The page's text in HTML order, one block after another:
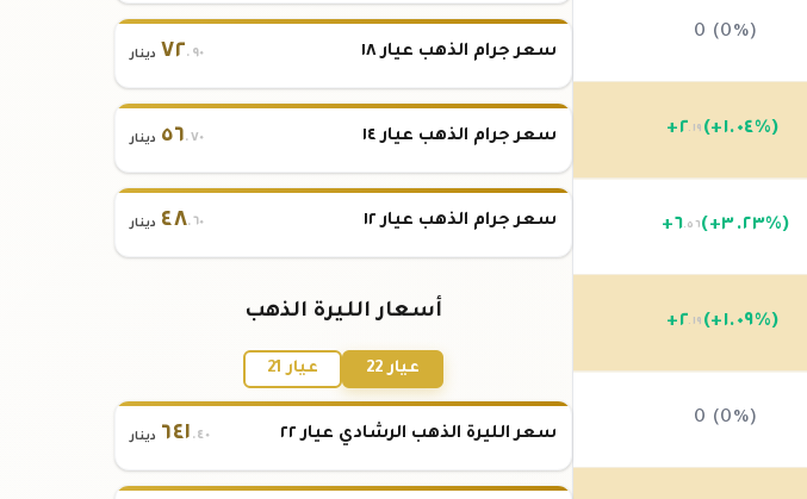
0 (0%)
+٢ .١٩ (+١.٠٤%)
+٦ .٥٦ (+٣.٢٣%)
+٢ .١٩ (+١.٠٩%)
0 (0%)
سعر جرام الذهب عيار ١٨ ٧٢.٩٠ دينار
سعر جرام الذهب عيار ١٤ ٥٦.٧٠ دينار
سعر جرام الذهب عيار ١٢ ٤٨.٦٠ دينار
أسعار الليرة الذهب
عيار 22 عيار 21
سعر الليرة الذهب الرشادي عيار ٢٢ ٦٤١ .٤٠ دينار